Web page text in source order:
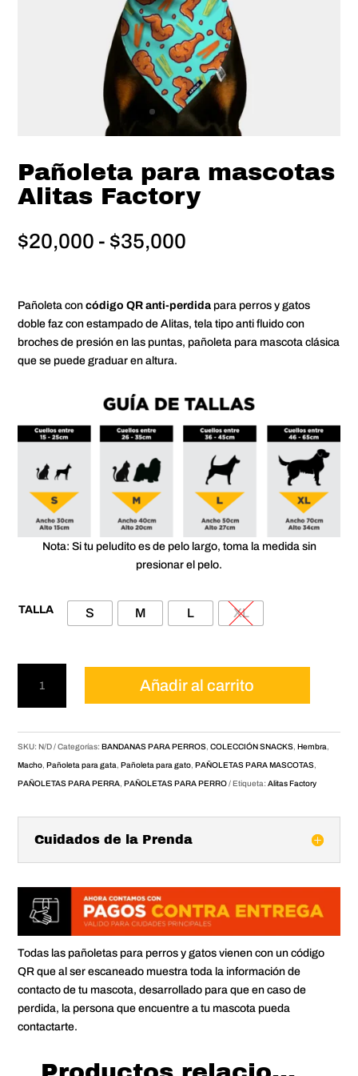
Pañoleta para mascotas
Alitas Factory
$20,000 - $35,000
desde
$20,000
hasta
$35,000
Pañoleta concódigo QR anti-perdida para perros y gatos
doble faz con estampado de Alitas, tela tipo anti fluido con
broches de presión en las puntas, pañoleta para mascota clásica
que se puede graduar en altura.
Nota: Si tu peludito es de pelo largo, toma la medida sin
presionar el pelo.
TALLA S M L XL
para
mascotas
Factory
cantidad
Añadir al carrito
SKU:N/D Categorías:BANDANAS PARA PERROS,COLECCIÓN SNACKS,Hembra,
Macho,Pañoleta para gata,Pañoleta para gato,PAÑOLETAS PARA MASCOTAS,
PAÑOLETAS PARA PERRA,PAÑOLETAS PARA PERRO Etiqueta:Alitas Factory
Cuidados de la Prenda
Todas las pañoletas para perros y gatos vienen con un código
QR que al ser escaneado muestra toda la información de
contacto de tu mascota, desarrollado para que en caso de
perdida, la persona que encuentre a tu mascota pueda
contactarte.